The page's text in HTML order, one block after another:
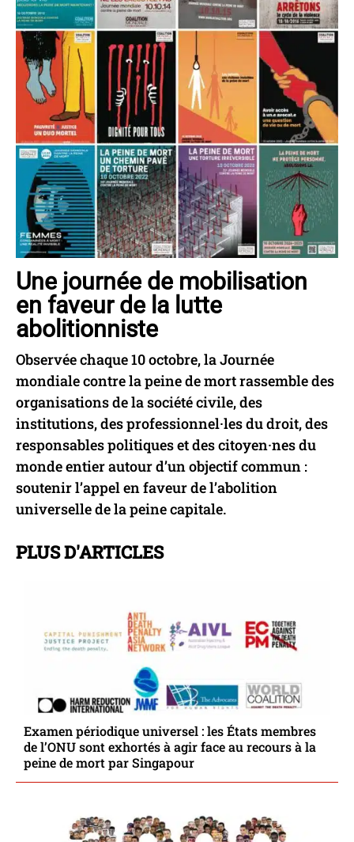
Une journée de mobilisation
en faveur de la lutte
abolitionniste
Observée chaque 10 octobre, la Journée
mondiale contre la peine de mort rassemble des
organisations de la société civile, des
institutions, des professionnel·les du droit, des
responsables politiques et des citoyen·nes du
monde entier autour d’un objectif commun :
soutenir l’appel en faveur de l’abolition
universelle de la peine capitale.
PLUS D'ARTICLES
Examen périodique universel : les États membres
de l’ONU sont exhortés à agir face au recours à la
peine de mort par Singapour